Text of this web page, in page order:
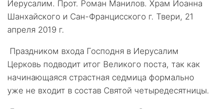
Иерусалим. Прот. Роман Манилов. Храм Иоанна
Шанхайского и Сан-Францисского г. Твери, 21
апреля 2019 г.
Праздником входа Господня в Иерусалим
Церковь подводит итог Великого поста, так как
начинающаяся страстная седмица формально
уже не входит в состав Святой четыредесятницы.